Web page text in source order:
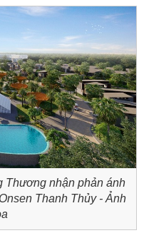
Thương nhận phản ánh
Thanh Thủy - Ảnh